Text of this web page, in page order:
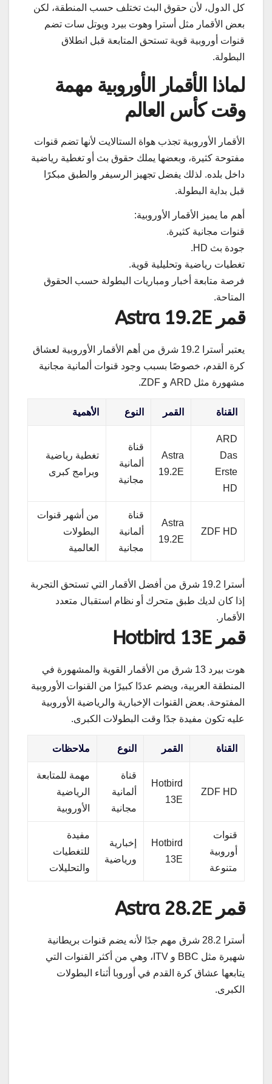
كل الدول، لأن حقوق البث تختلف حسب المنطقة، لكن
بعض الأقمار مثل أسترا وهوت بيرد ويوتل سات تضم
قنوات أوروبية قوية تستحق المتابعة قبل انطلاق
البطولة.
لماذا الأقمار الأوروبية مهمة
وقت كأس العالم
الأقمار الأوروبية تجذب هواة الستالايت لأنها تضم قنوات
مفتوحة كثيرة، وبعضها يملك حقوق بث أو تغطية رياضية
داخل بلده. لذلك يفضل تجهيز الرسيفر والطبق مبكرًا
قبل بداية البطولة.
أهم ما يميز الأقمار الأوروبية:
قنوات مجانية كثيرة.
جودة بث HD.
تغطيات رياضية وتحليلية قوية.
فرصة متابعة أخبار ومباريات البطولة حسب الحقوق
المتاحة.
قمر Astra 19.2E
يعتبر أسترا 19.2 شرق من أهم الأقمار الأوروبية لعشاق
كرة القدم، خصوصًا بسبب وجود قنوات ألمانية مجانية
مشهورة مثل ARD و ZDF.
القناة القمر النوع الأهمية
ARD
Das
Erste
HD
Astra
19.2E
قناة
ألمانية
مجانية
تغطية رياضية
وبرامج كبرى
ZDF HD
Astra
19.2E
قناة
ألمانية
مجانية
من أشهر قنوات
البطولات
العالمية
أسترا 19.2 شرق من أفضل الأقمار التي تستحق التجربة
إذا كان لديك طبق متحرك أو نظام استقبال متعدد
الأقمار.
قمر Hotbird 13E
هوت بيرد 13 شرق من الأقمار القوية والمشهورة في
المنطقة العربية، ويضم عددًا كبيرًا من القنوات الأوروبية
المفتوحة. بعض القنوات الإخبارية والرياضية الأوروبية
عليه تكون مفيدة جدًا وقت البطولات الكبرى.
القناة القمر النوع ملاحظات
ZDF HD
Hotbird
13E
قناة
ألمانية
مجانية
مهمة للمتابعة
الرياضية
الأوروبية
قنوات
أوروبية
متنوعة
Hotbird
13E
إخبارية
ورياضية
مفيدة
للتغطيات
والتحليلات
قمر Astra 28.2E
أسترا 28.2 شرق مهم جدًا لأنه يضم قنوات بريطانية
شهيرة مثل BBC و ITV، وهي من أكثر القنوات التي
يتابعها عشاق كرة القدم في أوروبا أثناء البطولات
الكبرى.